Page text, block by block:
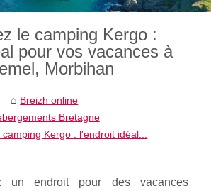
le camping Kergo :
pour vos vacances à
Morbihan
Breizh online
Bretagne
Kergo : l'endroit idéal...
un endroit pour des vacances